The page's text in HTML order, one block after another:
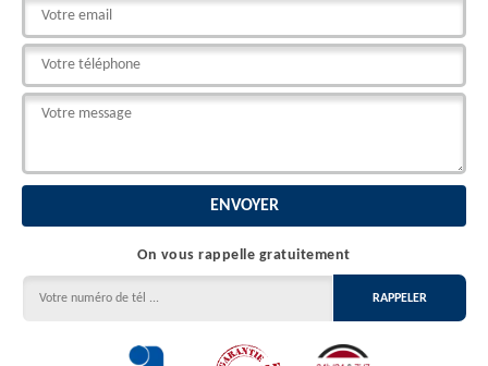
On vous rappelle gratuitement